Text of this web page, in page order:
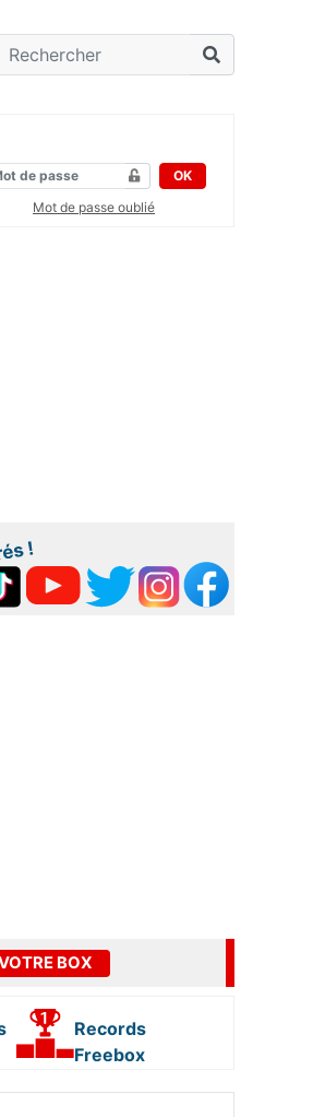
OK
Mot de passe oublié
BOX
Records
Freebox